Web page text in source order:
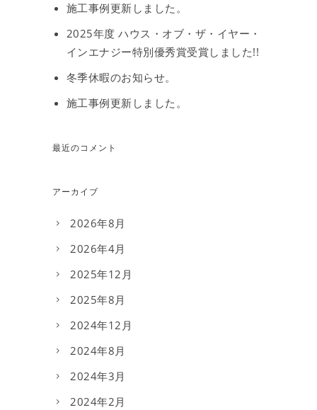
施工事例更新しました。
2025年度 ハウス・オブ・ザ・イヤー・
インエナジー特別優秀賞受賞しました!!
冬季休暇のお知らせ。
施工事例更新しました。
最近のコメント
アーカイブ
2026年8月
2026年4月
2025年12月
2025年8月
2024年12月
2024年8月
2024年3月
2024年2月